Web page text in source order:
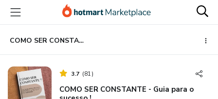
para
conteúdo
principal
para
pagamento
para
rodapé
COMO SER CONSTANTE - Guia para o sucesso !
3.7 (81)
COMO SER CONSTANTE - Guia para o